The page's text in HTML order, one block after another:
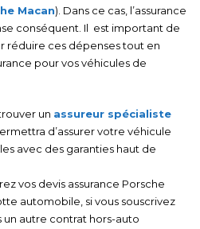
Macan). Dans ce cas, l’assurance
conséquent. Il est important de
réduire ces dépenses tout en
pour vos véhicules de
un assureur spécialiste
d’assurer votre véhicule
avec des garanties haut de
vos devis assurance Porsche
automobile, si vous souscrivez
un autre contrat hors-auto